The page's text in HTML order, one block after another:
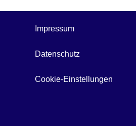
Impressum
Datenschutz
Cookie-Einstellungen